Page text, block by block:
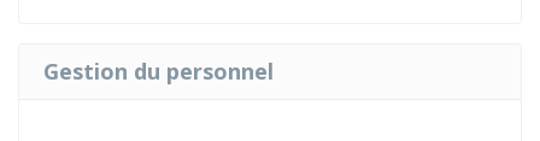
Gestion du personnel